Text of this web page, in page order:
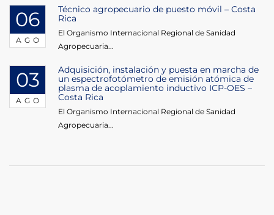
06
AGO
Técnico agropecuario de puesto móvil – Costa
Rica
El Organismo Internacional Regional de Sanidad
Agropecuaria...
03
AGO
Adquisición, instalación y puesta en marcha de
un espectrofotómetro de emisión atómica de
plasma de acoplamiento inductivo ICP-OES –
Costa Rica
El Organismo Internacional Regional de Sanidad
Agropecuaria...